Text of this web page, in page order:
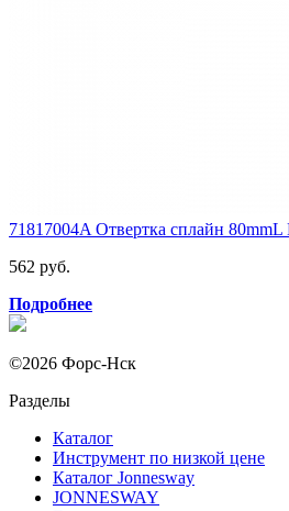
71817004A Отвертка сплайн
562 руб.
Подробнее
©2026 Форс-Нск
Разделы
Каталог
Инструмент по низкой цене
Каталог Jonnesway
JONNESWAY